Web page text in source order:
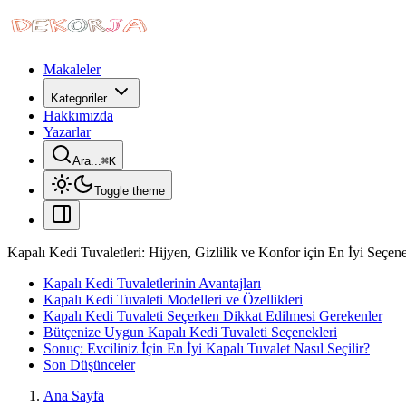
Makaleler
Kategoriler
Hakkımızda
Yazarlar
Ara...⌘K
Toggle theme
Kapalı Kedi Tuvaletleri: Hijyen, Gizlilik ve Konfor için En İyi
Kapalı Kedi Tuvaletlerinin Avantajları
Kapalı Kedi Tuvaleti Modelleri ve Özellikleri
Kapalı Kedi Tuvaleti Seçerken Dikkat Edilmesi Gerekenler
Bütçenize Uygun Kapalı Kedi Tuvaleti Seçenekleri
Sonuç: Evciliniz İçin En İyi Kapalı Tuvalet Nasıl Seçilir?
Son Düşünceler
Ana Sayfa